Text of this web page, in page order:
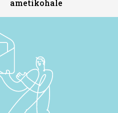
ametikohale